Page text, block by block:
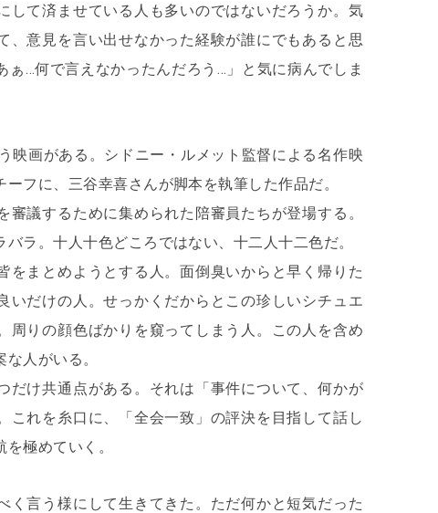
して済ませている人も多いのではないだろうか。気
、意見を言い出せなかった経験が誰にでもあると思
ぁ…何で言えなかったんだろう…」と気に病んでしま
映画がある。シドニー・ルメット監督による名作映
フに、三谷幸喜さんが脚本を執筆した作品だ。
審議するために集められた陪審員たちが登場する。
ラ。十人十色どころではない、十二人十二色だ。
をまとめようとする人。面倒臭いからと早く帰りた
いだけの人。せっかくだからとこの珍しいシチュエ
周りの顔色ばかりを窺ってしまう人。この人を含め
人がいる。
だけ共通点がある。それは「事件について、何かが
これを糸口に、「全会一致」の評決を目指して話し
極めていく。
く言う様にして生きてきた。ただ何かと短気だった